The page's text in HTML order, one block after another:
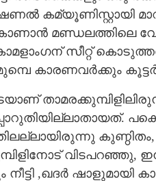
കമ്യൂണിസ്റ്റായി
മണ്ഡലത്തിലെ
സീറ്റ്
കാരണവർക്കും
വിടപറഞ്ഞു,
,ഖദർ ഷാളുമായി